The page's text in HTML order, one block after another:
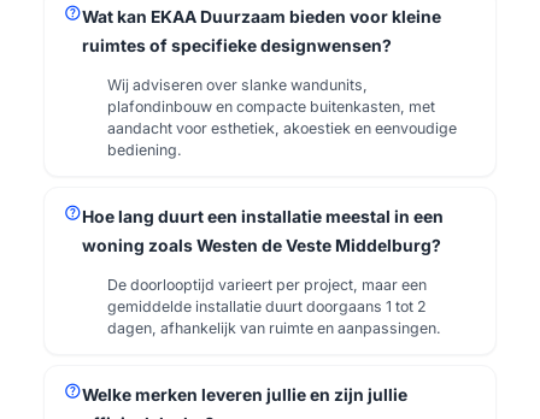
helpWat kan EKAA Duurzaam bieden voor kleine
ruimtes of specifieke designwensen?
Wij adviseren over slanke wandunits,
plafondinbouw en compacte buitenkasten, met
aandacht voor esthetiek, akoestiek en eenvoudige
bediening.
helpHoe lang duurt een installatie meestal in een
woning zoals Westen de Veste Middelburg?
De doorlooptijd varieert per project, maar een
gemiddelde installatie duurt doorgaans 1 tot 2
dagen, afhankelijk van ruimte en aanpassingen.
helpWelke merken leveren jullie en zijn jullie